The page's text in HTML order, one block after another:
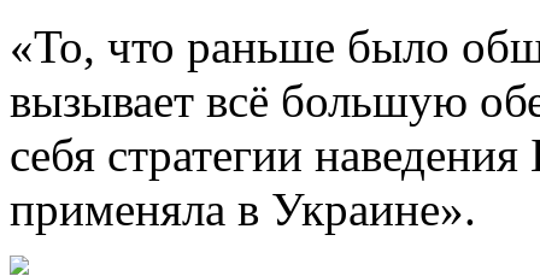
«То, что раньше было
вызывает всё большую
себя стратегии
применяла в Украине».